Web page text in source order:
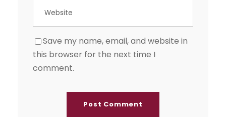
Save my name, email, and website in
this browser for the next time I
comment.